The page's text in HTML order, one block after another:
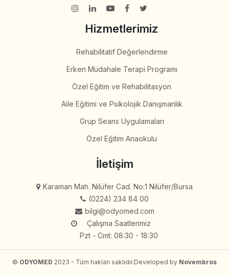
Hizmetlerimiz
Rehabilitatif Değerlendirme
Erken Müdahale Terapi Programı
Özel Eğitim ve Rehabilitasyon
Aile Eğitimi ve Psikolojik Danışmanlık
Grup Seans Uygulamaları
Özel Eğitim Anaokulu
İletişim
Karaman Mah. Nilüfer Cad. No:1 Nilüfer/Bursa
(0224) 234 84 00
bilgi@odyomed.com
Çalışma Saatlerimiz
Pzt - Cmt: 08:30 - 18:30
© ODYOMED 2023 - Tüm hakları saklıdır.Developed by Novembros